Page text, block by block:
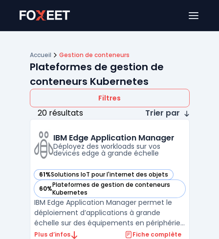
Accueil Gestion de conteneurs
Plateformes de gestion de
conteneurs Kubernetes
Filtres
20 résultats Trier par
IBM Edge Application Manager
Déployez des workloads sur vos
devices edge à grande échelle
61%Solutions IoT pour l'internet des objets
— voir IBM Edge Application Manager dans cette catégorie
60%Plateformes de gestion de conteneurs
Kubernetes
— voir IBM Edge Application Manager dans cette catégorie
IBM Edge Application Manager permet le
déploiement d’applications à grande
échelle sur des équipements en périphérie
de réseau. Les organisations ayant de
Plus d’infos Fiche complète